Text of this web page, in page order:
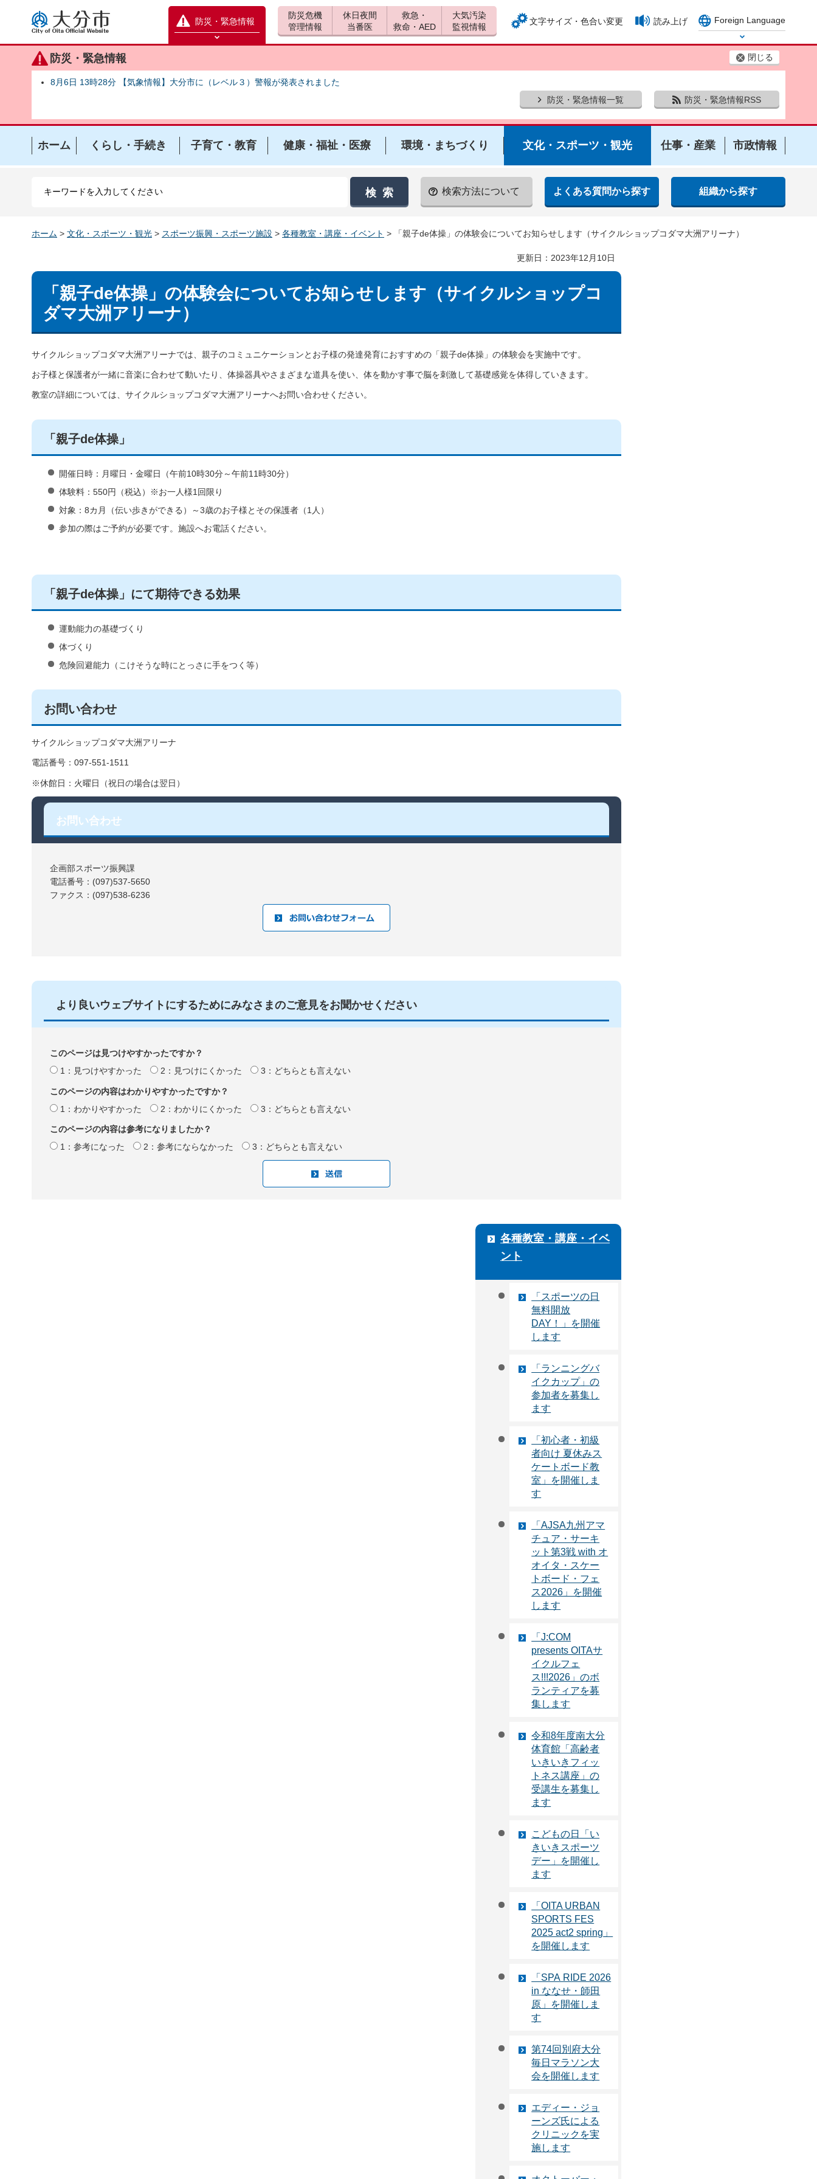
大分市
防災・緊急情報
防災緊急情報を開く
防災・緊急情報 閉じる
8月6日 13時28分 【気象情報】大分市に（レベル３）警報が発表されました
防災・緊急情報一覧
防災・緊急情報RSS
防災危機
管理情報
休日夜間
当番医
救急・
救命・AED
大気汚染
監視情報
文字サイズ・色合い変更 読み上げ
Foreign Language
Select Language
ホーム くらし・手続き 子育て・教育 健康・福祉・医療 環境・まちづくり 文化・スポーツ・観光 仕事・産業 市政情報
検索方法について よくある質問から探す 組織から探す
ホーム > 文化・スポーツ・観光 > スポーツ振興・スポーツ施設 > 各種教室・講座・イベント > 「親子de体操」の体験会についてお知らせします（サイクルショップコダマ大洲アリーナ）
更新日：2023年12月10日
「親子de体操」の体験会についてお知らせします（サイクルショップコ
ダマ大洲アリーナ）
サイクルショップコダマ大洲アリーナでは、親子のコミュニケーションとお子様の発達発育におすすめの「親子de体操」の体験会を実施中です。
お子様と保護者が一緒に音楽に合わせて動いたり、体操器具やさまざまな道具を使い、体を動かす事で脳を刺激して基礎感覚を体得していきます。
教室の詳細については、サイクルショップコダマ大洲アリーナへお問い合わせください。
「親子de体操」
開催日時：月曜日・金曜日（午前10時30分～午前11時30分）
体験料：550円（税込）※お一人様1回限り
対象：8カ月（伝い歩きができる）～3歳のお子様とその保護者（1人）
参加の際はご予約が必要です。施設へお電話ください。
「親子de体操」にて期待できる効果
運動能力の基礎づくり
体づくり
危険回避能力（こけそうな時にとっさに手をつく等）
お問い合わせ
サイクルショップコダマ大洲アリーナ
電話番号：097-551-1511
※休館日：火曜日（祝日の場合は翌日）
お問い合わせ
企画部スポーツ振興課
電話番号：(097)537-5650
ファクス：(097)538-6236
より良いウェブサイトにするためにみなさまのご意見をお聞かせください
このページは見つけやすかったですか？
1：見つけやすかった
2：見つけにくかった 3：どちらとも言えない
このページの内容はわかりやすかったですか？
1：わかりやすかった
2：わかりにくかった 3：どちらとも言えない
このページの内容は参考になりましたか？
1：参考になった
2：参考にならなかった 3：どちらとも言えない
各種教室・講座・イベ
ント
「スポーツの日
無料開放
DAY！」を開催
します
「ランニングバ
イクカップ」の
参加者を募集し
ます
「初心者・初級
者向け 夏休みス
ケートボード教
室」を開催しま
す
「AJSA九州アマ
チュア・サーキ
ット第3戦 with オ
オイタ・スケー
トボード・フェ
ス2026」を開催
します
「J:COM
presents OITAサ
イクルフェ
ス!!!2026」のボ
ランティアを募
集します
令和8年度南大分
体育館「高齢者
いきいきフィッ
トネス講座」の
受講生を募集し
ます
こどもの日「い
きいきスポーツ
デー」を開催し
ます
「OITA URBAN
SPORTS FES
2025 act2 spring」
を開催します
「SPA RIDE 2026
in ななせ・師田
原」を開催しま
す
第74回別府大分
毎日マラソン大
会を開催します
エディー・ジョ
ーンズ氏による
クリニックを実
施します